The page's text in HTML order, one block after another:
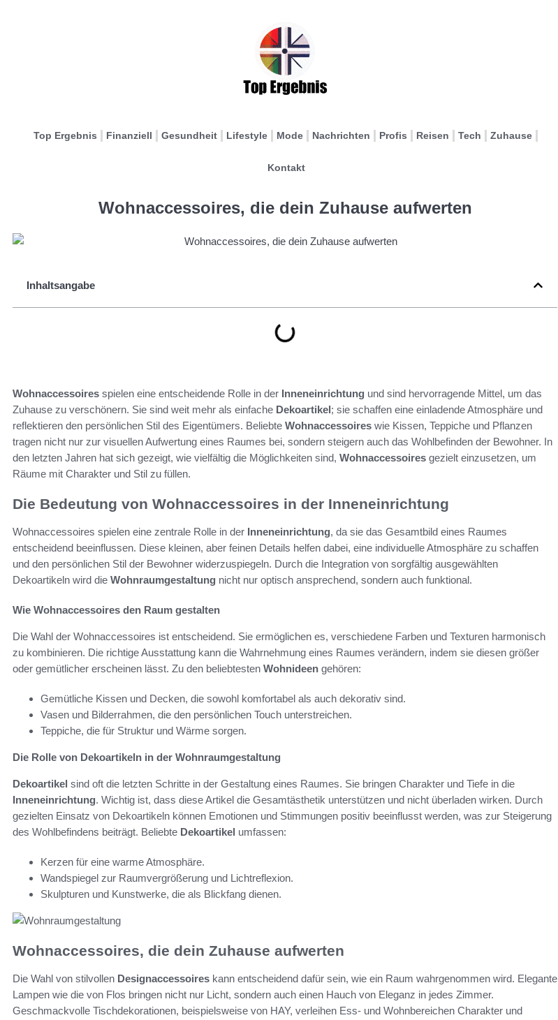
Top Ergebnis Finanziell Gesundheit Lifestyle Mode Nachrichten Profis Reisen Tech Zuhause
Kontakt
Wohnaccessoires, die dein Zuhause aufwerten
Inhaltsangabe
Wohnaccessoires spielen eine entscheidende Rolle in der Inneneinrichtung und sind hervorragende Mittel, um das
Zuhause zu verschönern. Sie sind weit mehr als einfache Dekoartikel; sie schaffen eine einladende Atmosphäre und
reflektieren den persönlichen Stil des Eigentümers. Beliebte Wohnaccessoires wie Kissen, Teppiche und Pflanzen
tragen nicht nur zur visuellen Aufwertung eines Raumes bei, sondern steigern auch das Wohlbefinden der Bewohner. In
den letzten Jahren hat sich gezeigt, wie vielfältig die Möglichkeiten sind, Wohnaccessoires gezielt einzusetzen, um
Räume mit Charakter und Stil zu füllen.
Die Bedeutung von Wohnaccessoires in der Inneneinrichtung
Wohnaccessoires spielen eine zentrale Rolle in der Inneneinrichtung, da sie das Gesamtbild eines Raumes
entscheidend beeinflussen. Diese kleinen, aber feinen Details helfen dabei, eine individuelle Atmosphäre zu schaffen
und den persönlichen Stil der Bewohner widerzuspiegeln. Durch die Integration von sorgfältig ausgewählten
Dekoartikeln wird die Wohnraumgestaltung nicht nur optisch ansprechend, sondern auch funktional.
Wie Wohnaccessoires den Raum gestalten
Die Wahl der Wohnaccessoires ist entscheidend. Sie ermöglichen es, verschiedene Farben und Texturen harmonisch
zu kombinieren. Die richtige Ausstattung kann die Wahrnehmung eines Raumes verändern, indem sie diesen größer
oder gemütlicher erscheinen lässt. Zu den beliebtesten Wohnideen gehören:
Gemütliche Kissen und Decken, die sowohl komfortabel als auch dekorativ sind.
Vasen und Bilderrahmen, die den persönlichen Touch unterstreichen.
Teppiche, die für Struktur und Wärme sorgen.
Die Rolle von Dekoartikeln in der Wohnraumgestaltung
Dekoartikel sind oft die letzten Schritte in der Gestaltung eines Raumes. Sie bringen Charakter und Tiefe in die
Inneneinrichtung. Wichtig ist, dass diese Artikel die Gesamtästhetik unterstützen und nicht überladen wirken. Durch
gezielten Einsatz von Dekoartikeln können Emotionen und Stimmungen positiv beeinflusst werden, was zur Steigerung
des Wohlbefindens beiträgt. Beliebte Dekoartikel umfassen:
Kerzen für eine warme Atmosphäre.
Wandspiegel zur Raumvergrößerung und Lichtreflexion.
Skulpturen und Kunstwerke, die als Blickfang dienen.
Wohnaccessoires, die dein Zuhause aufwerten
Die Wahl von stilvollen Designaccessoires kann entscheidend dafür sein, wie ein Raum wahrgenommen wird. Elegante
Lampen wie die von Flos bringen nicht nur Licht, sondern auch einen Hauch von Eleganz in jedes Zimmer.
Geschmackvolle Tischdekorationen, beispielsweise von HAY, verleihen Ess- und Wohnbereichen Charakter und